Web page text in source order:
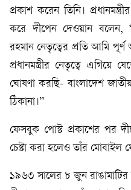
প্রকাশ করেন তিনি।
করে দীপেন দেওয়ান বলেন,
রহমান নেতৃত্বের প্রতি আমি পূর্ণ
প্রধানমন্ত্রীর নেতৃত্বে এগিয়ে
ঘোষণা করছি- বাংলাদেশ
ঠিকানা।”
ফেসবুক পোস্ট প্রকাশের পর
চেষ্টা করা হলেও তাঁর মোবাইল
১৯৬৩ সালের ৮ জুন রাঙামাটির